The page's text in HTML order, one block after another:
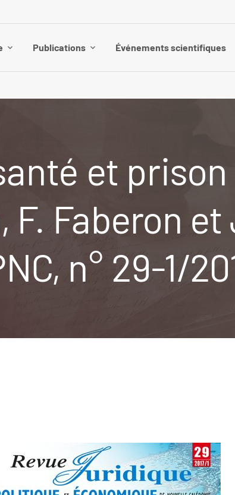
Publications Événements scientifiques
et
F. Faberon
n° 29-1/